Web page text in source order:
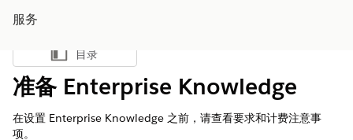
服务
显示目录
目录
准备 Enterprise Knowledge
在设置 Enterprise Knowledge 之前，请查看要求和计费注意事
项。